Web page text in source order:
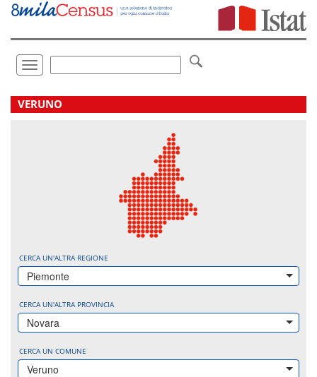
Vai
direttamente
Toggle
navigation
.
VERUNO
CERCA UN'ALTRA REGIONE
Piemonte
CERCA UN'ALTRA PROVINCIA
Novara
CERCA UN COMUNE
Veruno